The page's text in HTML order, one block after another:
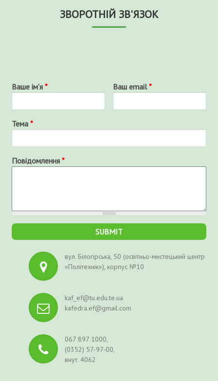
ЗВОРОТНІЙ ЗВ'ЯЗОК
Ваше ім'я * Ваш email*
Тема *
Повідомлення *
вул. Білогірська, 50 (освітньо-мистецький центр
«Політехнік»), корпус №10
kaf_ef@tu.edu.te.ua
kafedra.ef@gmail.com
067 897 1000,
(0352) 57-97-00,
внут. 4062